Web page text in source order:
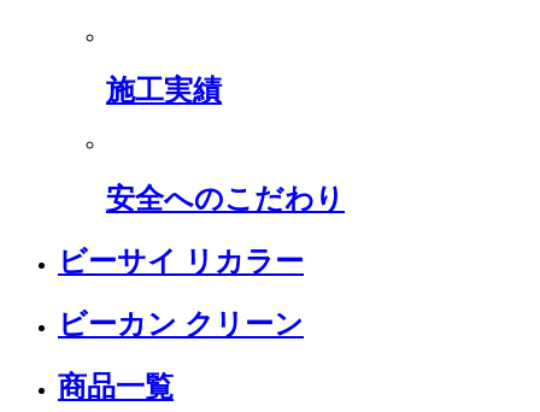
施工実績
安全へのこだわり
ビーサイ リカラー
ビーカン クリーン
商品一覧